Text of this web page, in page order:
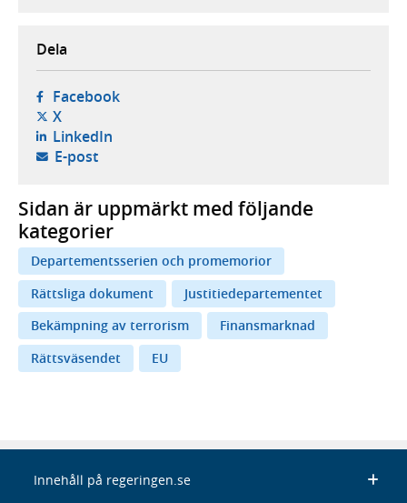
Dela
Facebook- öppnas i ny flik, extern webbplats,
X- öppnas i ny flik, extern webbplats,
LinkedIn- öppnas i ny flik, extern webbplats,
E-post- öppnar din e-postklient,
Sidan är uppmärkt med följande
kategorier
Departementsserien och promemorior
Rättsliga dokument
Justitiedepartementet
Bekämpning av terrorism
Finansmarknad
Rättsväsendet
EU
Innehåll på regeringen.se